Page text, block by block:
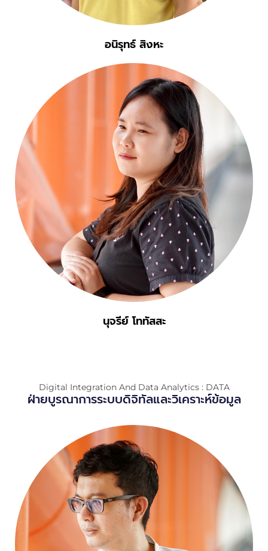
อนิรุทธ์ สิงหะ
นุจรีย์ โททัสสะ
Digital Integration And Data Analytics : DATA
ฝ่ายบูรณาการระบบดิจิทัลและวิเคราะห์ข้อมูล